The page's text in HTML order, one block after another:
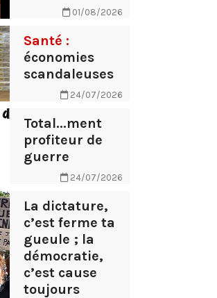
01/08/2026
Santé :
économies
scandaleuses
24/07/2026
Total...ment
profiteur de
guerre
24/07/2026
La dictature,
c’est ferme ta
gueule ; la
démocratie,
c’est cause
toujours